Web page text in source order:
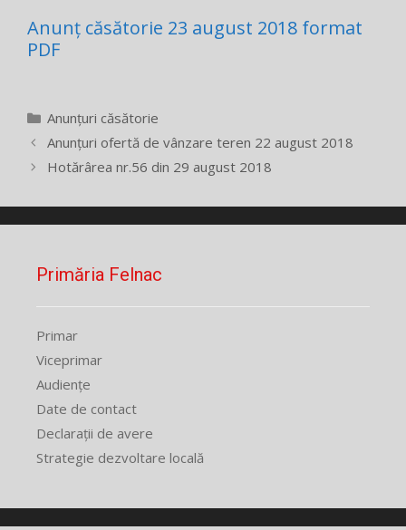
Anunț căsătorie 23 august 2018 format
PDF
Categorii
Anunțuri căsătorie
Anunțuri ofertă de vânzare teren 22 august 2018
Hotărârea nr.56 din 29 august 2018
Primăria Felnac
Primar
Viceprimar
Audiențe
Date de contact
Declarații de avere
Strategie dezvoltare locală